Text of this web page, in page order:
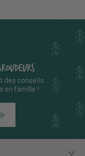
des conseils
en famille !